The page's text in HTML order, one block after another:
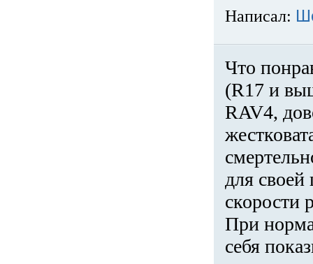
Написал:
Что
(R17 и
RAV4,
для
скорости
При
себя